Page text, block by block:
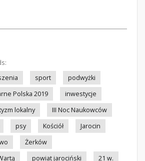
sport
podwyżki
Polska 2019
inwestycje
lokalny
III Noc Naukowców
psy Kościół
Jarocin
Żerków
powiat jarociński 21 w.